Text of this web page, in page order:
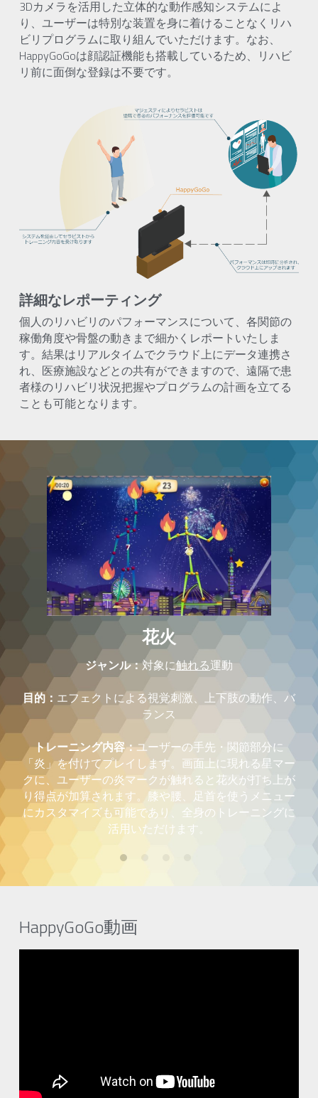
3Dカメラを活用した立体的な動作感知システムによ
り、ユーザーは特別な装置を身に着けることなくリハ
ビリプログラムに取り組んでいただけます。なお、
HappyGoGoは顔認証機能も搭載しているため、リハビ
リ前に面倒な登録は不要です。
詳細なレポーティング
個人のリハビリのパフォーマンスについて、各関節の
稼働角度や骨盤の動きまで細かくレポートいたしま
す。結果はリアルタイムでクラウド上にデータ連携さ
れ、医療施設などとの共有ができますので、遠隔で患
者様のリハビリ状況把握やプログラムの計画を立てる
ことも可能となります。
花火
ジャンル：対象に触れる運動
目的： エフェクトによる視覚刺激、上下肢の動作、バ
ランス
トレーニング内容：ユーザーの手先・関節部分に
「炎」を付けてプレイします。画面上に現れる星マー
クに、ユーザーの炎マークが触れると花火が打ち上が
り得点が加算されます。膝や腰、足首を使うメニュー
にカスタマイズも可能であり、全身のトレーニングに
活用いただけます。
HappyGoGo動画